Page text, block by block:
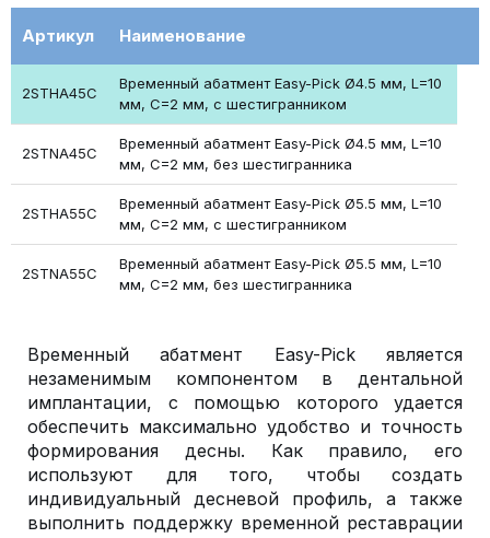
Артикул Наименование
2STHA45C
Временный абатмент Easy-Pick Ø4.5 мм, L=10
мм, С=2 мм, с шестигранником
2STNA45C
Временный абатмент Easy-Pick Ø4.5 мм, L=10
мм, С=2 мм, без шестигранника
2STHA55C
Временный абатмент Easy-Pick Ø5.5 мм, L=10
мм, С=2 мм, с шестигранником
2STNA55C
Временный абатмент Easy-Pick Ø5.5 мм, L=10
мм, С=2 мм, без шестигранника
Временный абатмент Easy-Pick является
незаменимым компонентом в дентальной
имплантации, с помощью которого удается
обеспечить максимально удобство и точность
формирования десны. Как правило, его
используют для того, чтобы создать
индивидуальный десневой профиль, а также
выполнить поддержку временной реставрации